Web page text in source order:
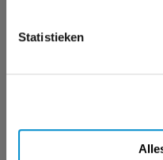
Statistieken
“Het is goed dat Ster
aspecten. Het draait